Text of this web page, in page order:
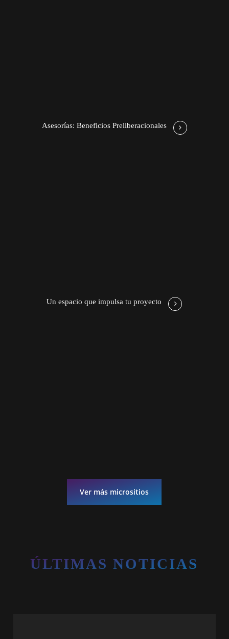
Asesorías: Beneficios Preliberacionales
Un espacio que impulsa tu proyecto
Ver más micrositios
ÚLTIMAS NOTICIAS